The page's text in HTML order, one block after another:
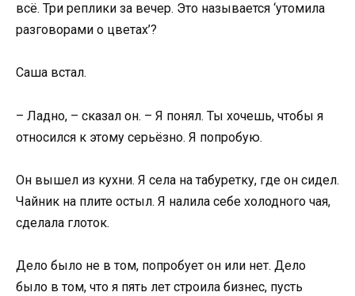
всё. Три реплики за вечер. Это называется ‘утомила
разговорами о цветах’?
Саша встал.
– Ладно, – сказал он. – Я понял. Ты хочешь, чтобы я
относился к этому серьёзно. Я попробую.
Он вышел из кухни. Я села на табуретку, где он сидел.
Чайник на плите остыл. Я налила себе холодного чая,
сделала глоток.
Дело было не в том, попробует он или нет. Дело
было в том, что я пять лет строила бизнес, пусть